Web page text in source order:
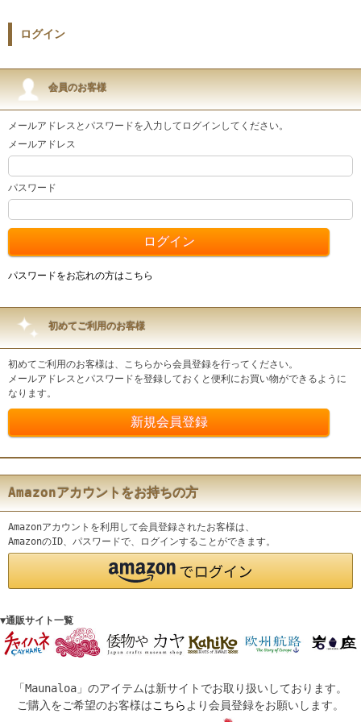
ログイン
会員のお客様
メールアドレスとパスワードを入力してログインしてください。
メールアドレス
パスワード
パスワードをお忘れの方はこちら
初めてご利用のお客様
初めてご利用のお客様は、こちらから会員登録を行ってください。
メールアドレスとパスワードを登録しておくと便利にお買い物ができるように
なります。
Amazonアカウントをお持ちの方
Amazonアカウントを利用して会員登録されたお客様は、
AmazonのID、パスワードで、ログインすることができます。
▼通販サイト一覧
「Maunaloa」のアイテムは新サイトでお取り扱いしております。
ご購入をご希望のお客様はこちら より会員登録をお願いします。